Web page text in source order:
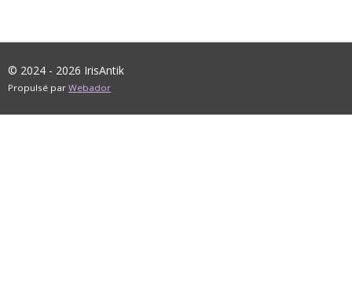
© 2024 - 2026 IrisAntik
Propulsé par Webador